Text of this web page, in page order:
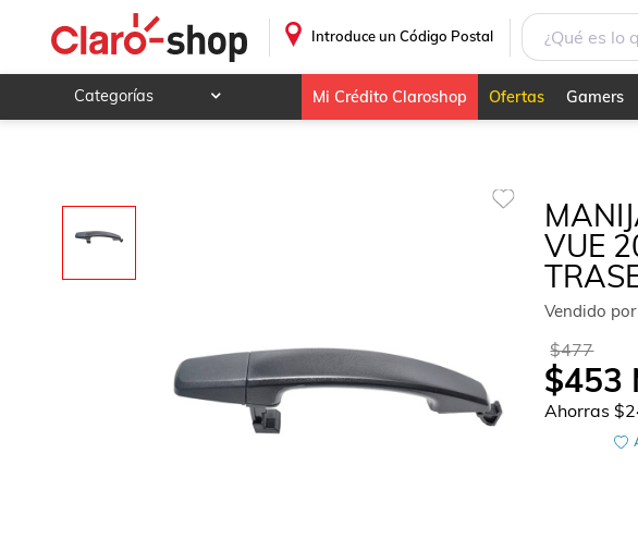
Introduce un Código Postal
Categorías
Animales y mascotas
Salud, belleza y cuidado personal
Mi Crédito Claroshop Ofertas Gamers
VUE
Vendido por
$477
$453
Ahorras
MANIJA EXTERIOR SATURN VUE 2008 - 2010 DER=IZQ TRASERA